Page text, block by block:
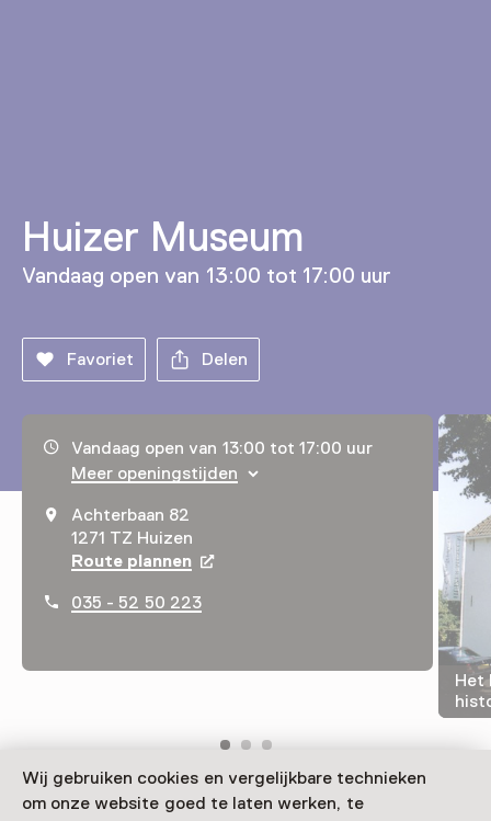
Wij gebruiken cookies en vergelijkbare technieken
om onze website goed te laten werken, te
Huizer Museum
Vandaag open van 13:00 tot 17:00 uur
Favoriet Delen
Openingstijden, adres & telefoonnummer
Vandaag open van 13:00 tot 17:00 uur
Meer openingstijden
Achterbaan 82
1271 TZ Huizen
Route plannen Opent in een nieuw tabblad
035 - 52 50 223
Het
Lokalgeschichte und zeitgenössische Kunst, das sind